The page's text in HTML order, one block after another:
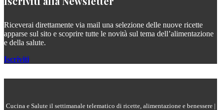
Riceverai direttamente via mail una selezione delle nuove ricette
apparse sul sito e scoprire tutte le novità sul tema dell’alimentazione
e della salute.
Iscriviti
Cucina e Salute il settimanale telematico di ricette, alimentazione e benessere |